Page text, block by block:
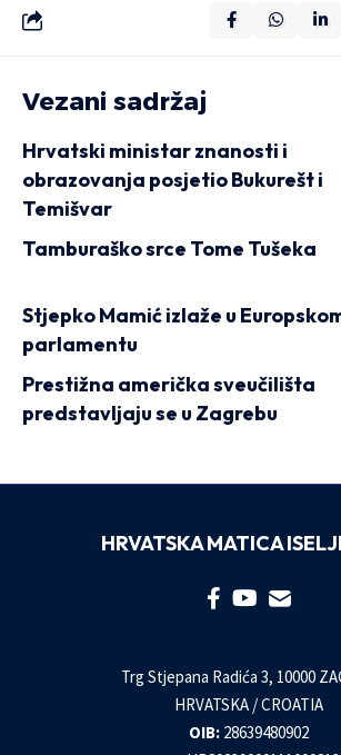
Vezani sadržaj
Hrvatski ministar znanosti i
obrazovanja posjetio Bukurešt i
Temišvar
Tamburaško srce Tome Tušeka
Stjepko Mamić izlaže u
parlamentu
Prestižna američka sveučilišta
predstavljaju se u Zagrebu
HRVATSKA MATICA
Trg Stjepana Radića 3, 10000
HRVATSKA / CROATIA
OIB: 28639480902